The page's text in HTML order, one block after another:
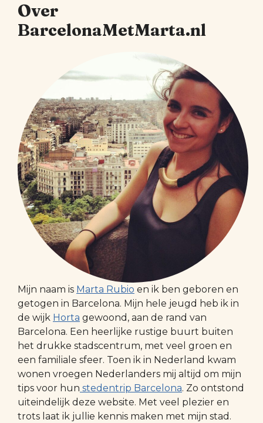
Over
BarcelonaMetMarta.nl
Mijn naam is Marta Rubio en ik ben geboren en
getogen in Barcelona. Mijn hele jeugd heb ik in
de wijk Horta gewoond, aan de rand van
Barcelona. Een heerlijke rustige buurt buiten
het drukke stadscentrum, met veel groen en
een familiale sfeer. Toen ik in Nederland kwam
wonen vroegen Nederlanders mij altijd om mijn
tips voor hun stedentrip Barcelona. Zo ontstond
uiteindelijk deze website. Met veel plezier en
trots laat ik jullie kennis maken met mijn stad.